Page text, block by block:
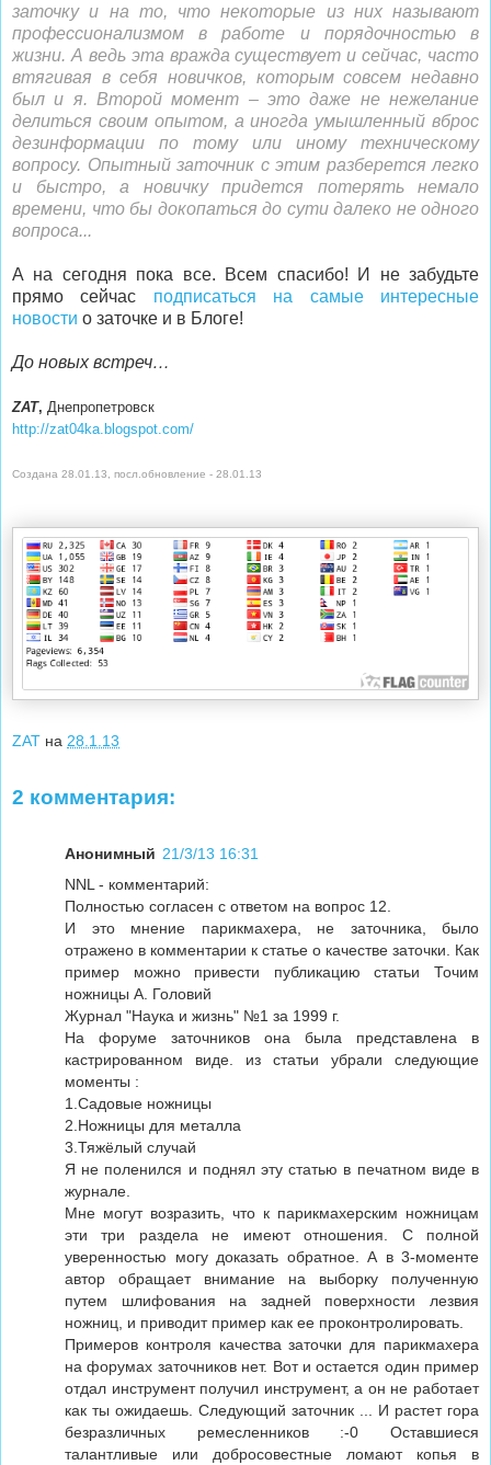
заточку и на то, что некоторые из них называют
профессионализмом в работе и порядочностью в
жизни. А ведь эта вражда существует и сейчас, часто
втягивая в себя новичков, которым совсем недавно
был и я. Второй момент – это даже не нежелание
делиться своим опытом, а иногда умышленный вброс
дезинформации по тому или иному техническому
вопросу. Опытный заточник с этим разберется легко
и быстро, а новичку придется потерять немало
времени, что бы докопаться до сути далеко не одного
вопроса...
А на сегодня пока все. Всем спасибо! И не забудьте
прямо сейчас подписаться на самые интересные
новости о заточке и в Блоге!
До новых встреч…
ZAT, Днепропетровск
http://zat04ka.blogspot.com/
Создана 28.01.13, посл.обновление - 28.01.13
ZAT на 28.1.13
2 комментария:
Анонимный 21/3/13 16:31
NNL - комментарий:
Полностью согласен с ответом на вопрос 12.
И это мнение парикмахера, не заточника, было
отражено в комментарии к статье о качестве заточки. Как
пример можно привести публикацию статьи Точим
ножницы А. Головий
Журнал "Наука и жизнь" №1 за 1999 г.
На форуме заточников она была представлена в
кастрированном виде. из статьи убрали следующие
моменты :
1.Садовые ножницы
2.Ножницы для металла
3.Тяжёлый случай
Я не поленился и поднял эту статью в печатном виде в
журнале.
Мне могут возразить, что к парикмахерским ножницам
эти три раздела не имеют отношения. С полной
уверенностью могу доказать обратное. А в 3-моменте
автор обращает внимание на выборку полученную
путем шлифования на задней поверхности лезвия
ножниц, и приводит пример как ее проконтролировать.
Примеров контроля качества заточки для парикмахера
на форумах заточников нет. Вот и остается один пример
отдал инструмент получил инструмент, а он не работает
как ты ожидаешь. Следующий заточник ... И растет гора
безразличных ремесленников :-0 Оставшиеся
талантливые или добросовестные ломают копья в